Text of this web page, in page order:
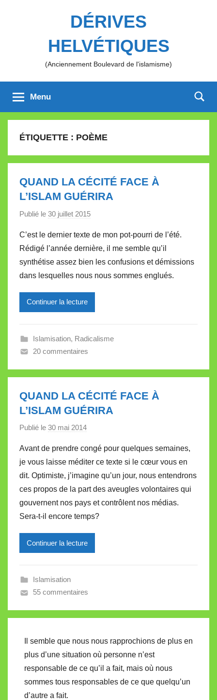
DÉRIVES
HELVÉTIQUES
(Anciennement Boulevard de l'islamisme)
Menu
ÉTIQUETTE : POÈME
QUAND LA CÉCITÉ FACE À
L’ISLAM GUÉRIRA
Publié le 30 juillet 2015
r
M
r
l
e
l
l
t
C’est le dernier texte de mon pot-pourri de l’été.
Rédigé l’année dernière, il me semble qu’il
synthétise assez bien les confusions et démissions
dans lesquelles nous nous sommes englués.
Continuer la lecture
Islamisation, Radicalisme
20 commentaires
QUAND LA CÉCITÉ FACE À
L’ISLAM GUÉRIRA
Publié le 30 mai 2014
r
M
i
r
e
i
l
e
l
e
t
e
Avant de prendre congé pour quelques semaines,
je vous laisse méditer ce texte si le cœur vous en
dit. Optimiste, j’imagine qu’un jour, nous entendrons
ces propos de la part des aveugles volontaires qui
gouvernent nos pays et contrôlent nos médias.
Sera-t-il encore temps?
Continuer la lecture
Islamisation
55 commentaires
Il semble que nous nous rapprochions de plus en
plus d’une situation où personne n’est
responsable de ce qu’il a fait, mais où nous
sommes tous responsables de ce que quelqu’un
d’autre a fait.